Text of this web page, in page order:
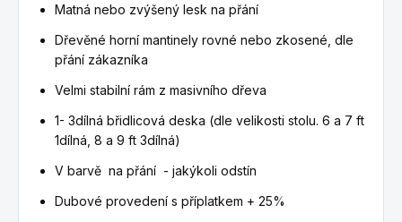
Matná nebo zvýšený lesk na přání
Dřevěné horní mantinely rovné nebo zkosené, dle
přání zákazníka
Velmi stabilní rám z masivního dřeva
1- 3dílná břidlicová deska (dle velikosti stolu. 6 a 7 ft
1dílná, 8 a 9 ft 3dílná)
V barvě na přání - jakýkoli odstín
Dubové provedení s příplatkem + 25%